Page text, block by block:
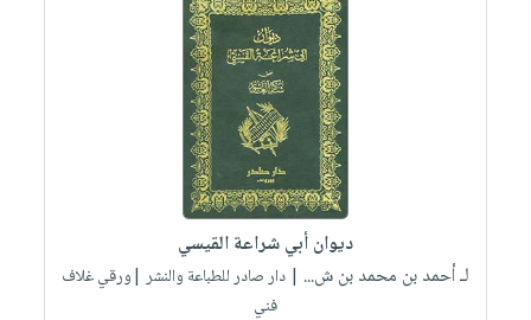
ديوان أبي شراعة القيسي
لـ أحمد بن محمد بن ش... | دار صادر للطباعة والنشر |ورقي غلاف
فني